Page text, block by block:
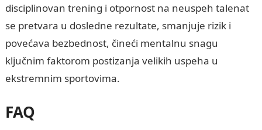
disciplinovan trening i otpornost na neuspeh talenat
se pretvara u dosledne rezultate, smanjuje rizik i
povećava bezbednost, čineći mentalnu snagu
ključnim faktorom postizanja velikih uspeha u
ekstremnim sportovima.
FAQ